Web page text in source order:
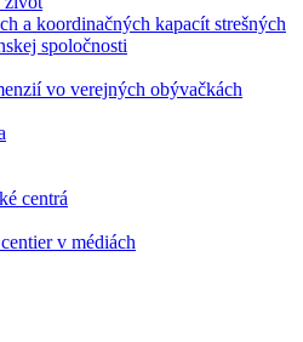
a koordinačných kapacít strešných
spoločnosti
vo verejných obývačkách
centrá
v médiách